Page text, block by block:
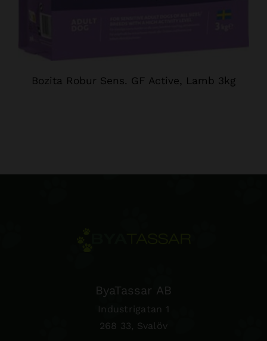
Bozita Robur Sens. GF Active, Lamb 3kg
ByaTassar AB
Industrigatan 1
268 33, Svalöv